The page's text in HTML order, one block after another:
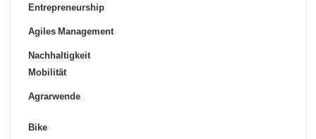
Entrepreneurship
Agiles Management
Nachhaltigkeit
Mobilität
Agrarwende
Bike